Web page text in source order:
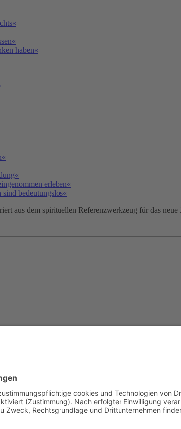
haben«
erleben«
sind bedeutungslos«
aus dem spirituellen Referenzwerkzeug für das neue
vor Spambots geschützt! Zur Anzeige muss JavaScript